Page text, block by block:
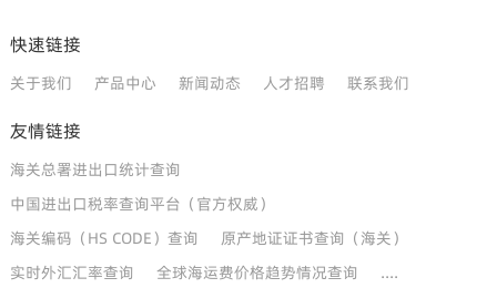
快速链接
关于我们 产品中心 新闻动态 人才招聘 联系我们
友情链接
海关总署进出口统计查询
中国进出口税率查询平台（官方权威）
海关编码（HS CODE）查询
原产地证证书查询（海关）
实时外汇汇率查询
全球海运费价格趋势情况查询 ....